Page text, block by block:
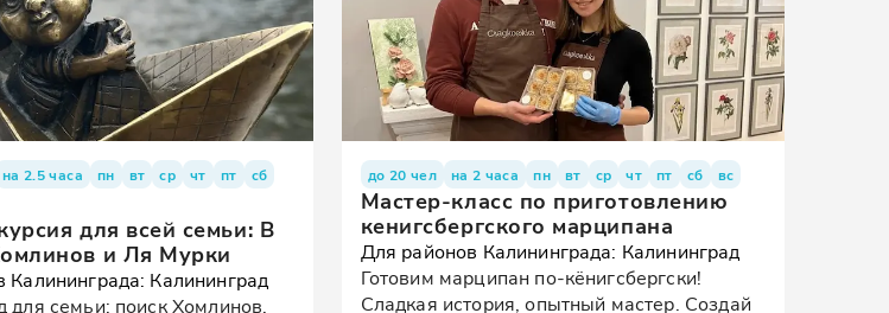
на 2.5 часа пн вт ср чт пт
сб
для всей семьи: В
и Ля Мурки
Калининграда: Калининград
для семьи: поиск Хомлинов,
до 20 чел на 2 часа пн вт ср чт пт сб вс
Мастер-класс по приготовлению
кенигсбергского марципана
Для районов Калининграда: Калининград
Готовим марципан по-кёнигсбергски!
Сладкая история, опытный мастер. Создай